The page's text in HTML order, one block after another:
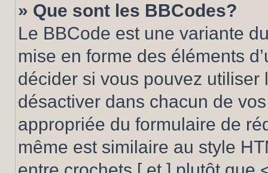
» Que sont les BBCodes?
Le BBCode est une variante
mise en forme des éléments
décider si vous pouvez
désactiver dans chacun de
appropriée du formulaire de
même est similaire au style